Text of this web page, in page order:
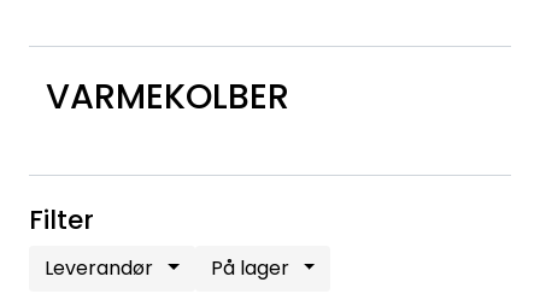
VARMEKOLBER
Filter
Leverandør På lager
Hunter
Forhandlersøk